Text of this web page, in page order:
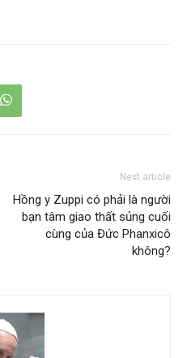
Next article
Hồng y Zuppi có phải là người
bạn tâm giao thất sủng cuối
cùng của Đức Phanxicô
không?